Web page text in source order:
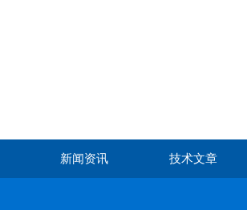
新闻资讯 技术文章